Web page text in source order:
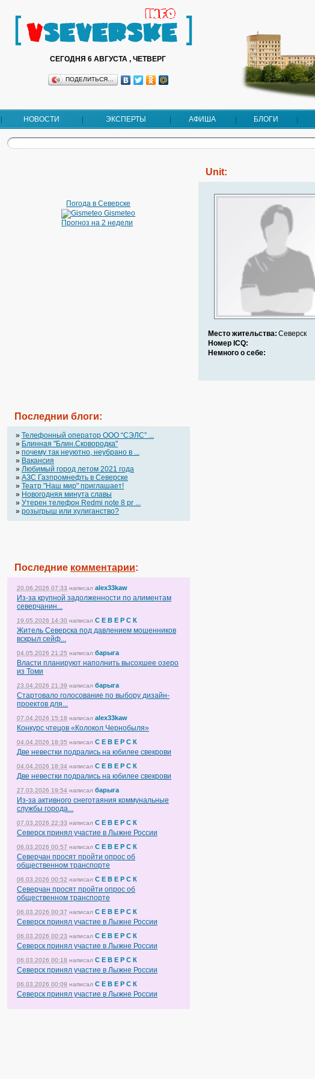
СЕГОДНЯ 6 АВГУСТА , ЧЕТВЕРГ
ПОДЕЛИТЬСЯ…
НОВОСТИ ЭКСПЕРТЫ АФИША БЛОГИ
Погода в Северске
Gismeteo
Прогноз на 2 недели
Последнии блоги:
» Телефонный оператор OOO “СЭЛС” ...
» Блинная "Блин.Сковородка"
» почему так неуютно, неубрано в ...
» Вакансия
» Любимый город летом 2021 года
» АЗС Газпромнефть в Северске
» Театр "Наш мир" приглашает!
» Новогодняя минута славы
» Утерен телефон Redmi note 8 pr ...
» розыгрыш или хулиганство?
Последние комментарии:
20.06.2026 07:33 написал alex33kaw
Из-за крупной задолженности по алиментам
северчанин...
19.05.2026 14:30 написал С Е В Е Р С К
Житель Северска под давлением мошенников
вскрыл сейф...
04.05.2026 21:25 написал барыга
Власти планируют наполнить высохшее озеро
из Томи
23.04.2026 21:39 написал барыга
Стартовало голосование по выбору дизайн-
проектов для...
07.04.2026 15:18 написал alex33kaw
Конкурс чтецов «Колокол Чернобыля»
04.04.2026 18:35 написал С Е В Е Р С К
Две невестки подрались на юбилее свекрови
04.04.2026 18:34 написал С Е В Е Р С К
Две невестки подрались на юбилее свекрови
27.03.2026 19:54 написал барыга
Из-за активного снеготаяния коммунальные
службы города...
07.03.2026 22:33 написал С Е В Е Р С К
Северск принял участие в Лыжне России
06.03.2026 00:57 написал С Е В Е Р С К
Северчан просят пройти опрос об
общественном транспорте
06.03.2026 00:52 написал С Е В Е Р С К
Северчан просят пройти опрос об
общественном транспорте
06.03.2026 00:37 написал С Е В Е Р С К
Северск принял участие в Лыжне России
06.03.2026 00:23 написал С Е В Е Р С К
Северск принял участие в Лыжне России
06.03.2026 00:18 написал С Е В Е Р С К
Северск принял участие в Лыжне России
06.03.2026 00:09 написал С Е В Е Р С К
Северск принял участие в Лыжне России
Unit:
Место жительства: Северск
Номер ICQ:
Немного о себе: